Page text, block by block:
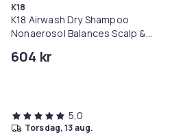
K18
K18 Airwash Dry Shampoo
Nonaerosol Balances Scalp &
604 kr
5,0
torsdag, 13 aug.